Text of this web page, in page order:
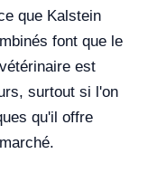
que Kalstein
font que le
est
surtout si l'on
qu'il offre